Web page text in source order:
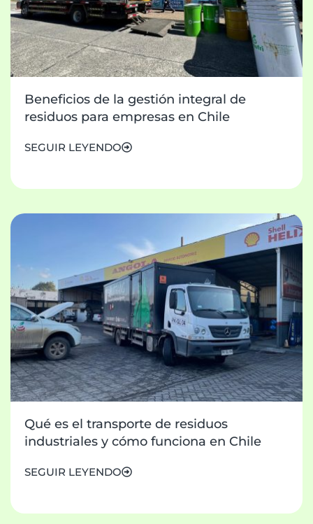
Beneficios de la gestión integral de
residuos para empresas en Chile
SEGUIR LEYENDO
Qué es el transporte de residuos
industriales y cómo funciona en Chile
SEGUIR LEYENDO